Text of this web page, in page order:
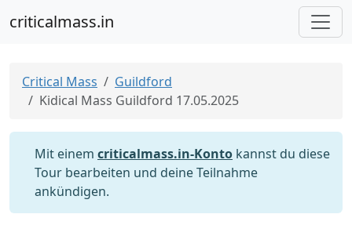
criticalmass.in
Critical Mass
Guildford
Kidical Mass Guildford 17.05.2025
Mit einem criticalmass.in-Konto kannst du diese
Tour bearbeiten und deine Teilnahme
ankündigen.